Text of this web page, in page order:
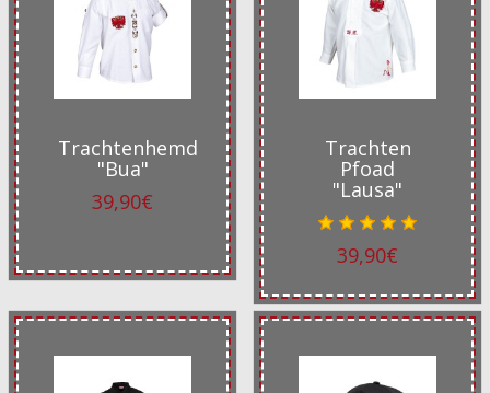
Trachtenhemd
"Bua"
39,90€
Trachten
Pfoad
"Lausa"
39,90€